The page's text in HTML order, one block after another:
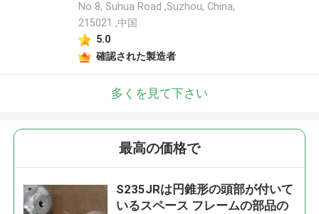
No 8, Suhua Road ,Suzhou, China,
215021 ,中国
5.0
確認された製造者
多くを見て下さい
最高の価格で
S235JRは円錐形の頭部が付いて
いるスペース フレームの部品の